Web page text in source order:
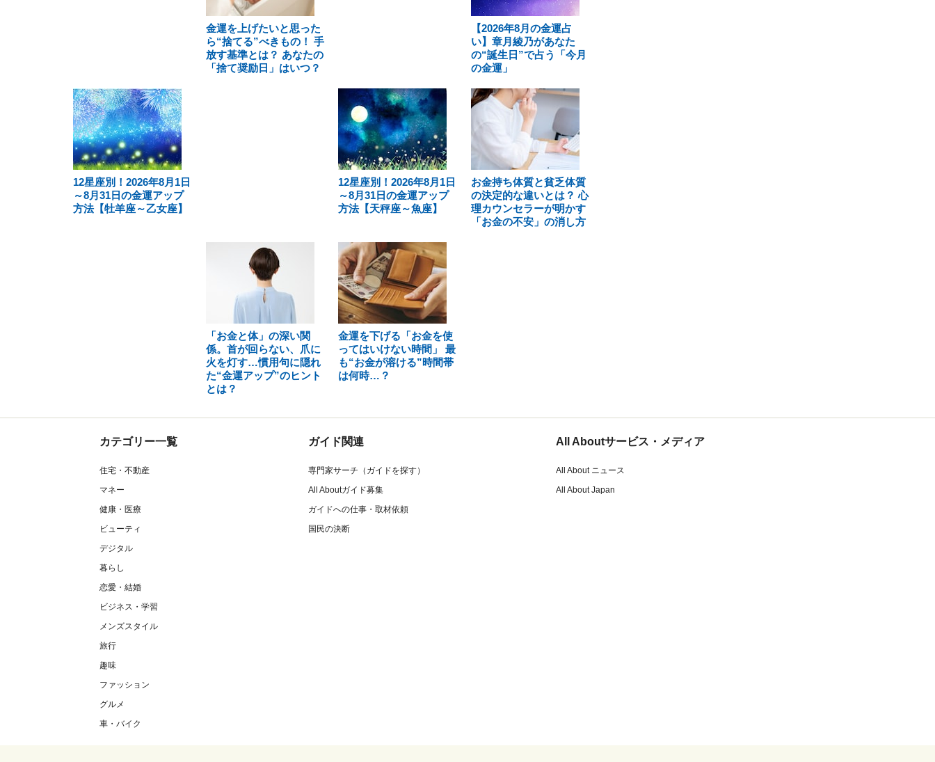
金運を上げたいと思った
ら“捨てる”べきもの！ 手
放す基準とは？ あなたの
「捨て奨励日」はいつ？
【2026年8月の金運占
い】章月綾乃があなた
の“誕生日”で占う「今月
の金運」
12星座別！2026年8月1日
～8月31日の金運アップ
方法【牡羊座～乙女座】
12星座別！2026年8月1日
～8月31日の金運アップ
方法【天秤座～魚座】
お金持ち体質と貧乏体質
の決定的な違いとは？ 心
理カウンセラーが明かす
「お金の不安」の消し方
「お金と体」の深い関
係。首が回らない、爪に
火を灯す…慣用句に隠れ
た“金運アップ”のヒント
とは？
金運を下げる「お金を使
ってはいけない時間」 最
も“お金が溶ける”時間帯
は何時…？
カテゴリー一覧
住宅・不動産
マネー
健康・医療
ビューティ
デジタル
暮らし
恋愛・結婚
ビジネス・学習
メンズスタイル
旅行
趣味
ファッション
グルメ
車・バイク
ガイド関連
専門家サーチ（ガイドを探す）
All Aboutガイド募集
ガイドへの仕事・取材依頼
国民の決断
All Aboutサービス・メディア
All About ニュース
All About Japan